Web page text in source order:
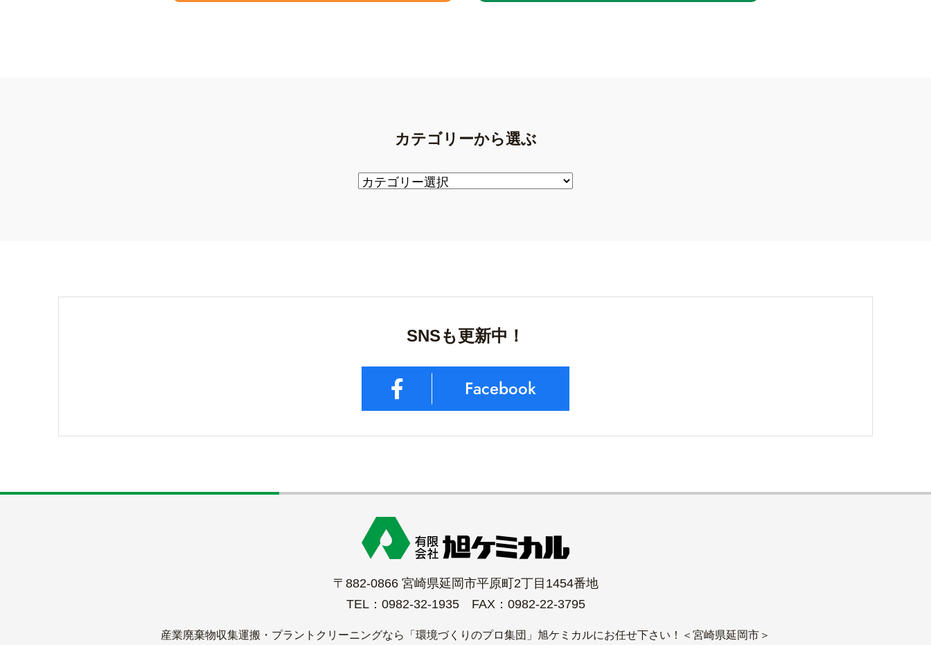
カテゴリーから選ぶ
SNSも更新中！
Facebook
〒882-0866 宮崎県延岡市平原町2丁目1454番地
TEL：0982-32-1935 FAX：0982-22-3795
産業廃棄物収集運搬・プラントクリーニングなら「環境づくりのプロ集団」旭ケミカルにお任せ下さい！＜宮崎県延岡市＞